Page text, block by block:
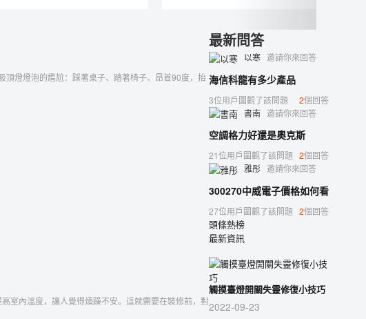
頂燈燈泡的尷尬：踩著桌子、踏著椅子、昂首90度，抬
室內溫度，讓人覺得煩躁不安。這就需要在裝修前，對
最新問答
以寒 邀請你來回答
海信科龍有多少產品
3位用戶圍觀了該問題 2個回答
書南 邀請你來回答
空調格力好還是奧克斯
21位用戶圍觀了該問題 2個回答
雅彤 邀請你來回答
300270中威電子價格如何看
27位用戶圍觀了該問題 2個回答
頭條熱榜
最新資訊
觸摸臺燈開關失靈修復小技巧
2022-09-23